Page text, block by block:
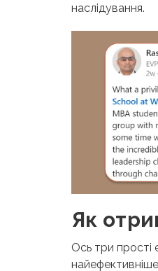
наслідування.
Як
Ось три прості